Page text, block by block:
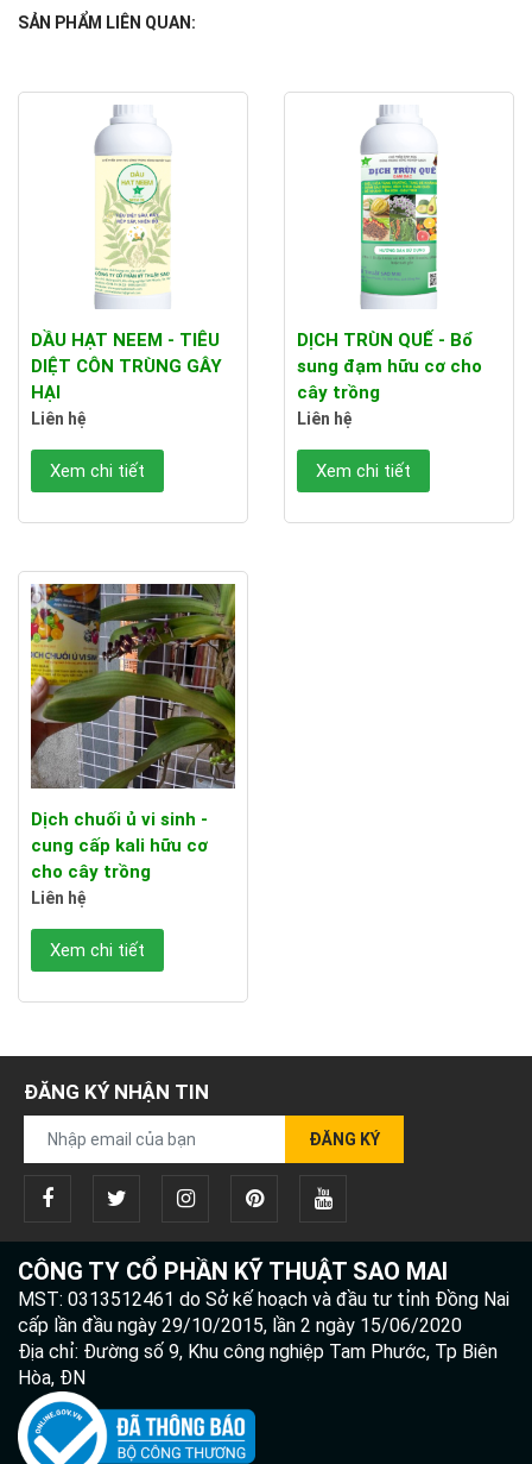
SẢN PHẨM LIÊN QUAN:
DẦU HẠT NEEM - TIÊU
DIỆT CÔN TRÙNG GÂY
HẠI
Liên hệ
Xem chi tiết
DỊCH TRÙN QUẾ - Bổ
sung đạm hữu cơ cho
cây trồng
Liên hệ
Xem chi tiết
Dịch chuối ủ vi sinh -
cung cấp kali hữu cơ
cho cây trồng
Liên hệ
Xem chi tiết
ĐĂNG KÝ NHẬN TIN
ĐĂNG KÝ
CÔNG TY CỔ PHẦN KỸ THUẬT SAO MAI
MST: 0313512461 do Sở kế hoạch và đầu tư tỉnh Đồng Nai
cấp lần đầu ngày 29/10/2015, lần 2 ngày 15/06/2020
Địa chỉ: Đường số 9, Khu công nghiệp Tam Phước, Tp Biên
Hòa, ĐN